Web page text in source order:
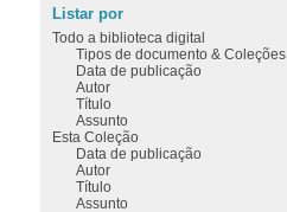
Listar por
Todo a biblioteca digital
Tipos de documento & Coleções
Data de publicação
Autor
Título
Assunto
Esta Coleção
Data de publicação
Autor
Título
Assunto